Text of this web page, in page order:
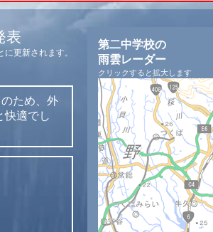
表
更新されます。
のため、外
快適でし
第二中学校の
雨雲レーダー
クリックすると拡大します